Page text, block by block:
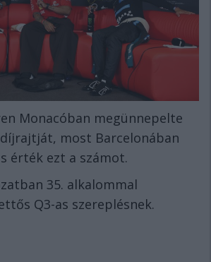
Monacóban megünnepelte
most Barcelonában
érték ezt a számot.
35. alkalommal
Q3-as szereplésnek.